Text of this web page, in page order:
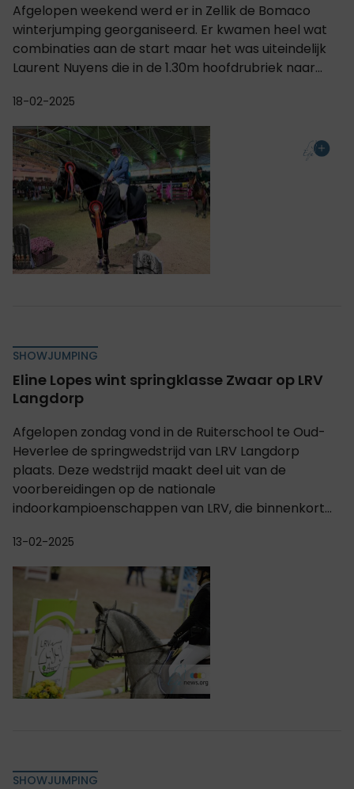
Afgelopen weekend werd er in Zellik de Bomaco
winterjumping georganiseerd. Er kwamen heel wat
combinaties aan de start maar het was uiteindelijk
Laurent Nuyens die in de 1.30m hoofdrubriek naar...
18-02-2025
SHOWJUMPING
Eline Lopes wint springklasse Zwaar op LRV
Langdorp
Afgelopen zondag vond in de Ruiterschool te Oud-
Heverlee de springwedstrijd van LRV Langdorp
plaats. Deze wedstrijd maakt deel uit van de
voorbereidingen op de nationale
indoorkampioenschappen van LRV, die binnenkort...
13-02-2025
SHOWJUMPING